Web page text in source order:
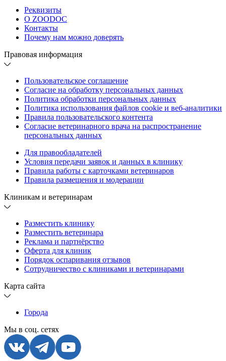
Реквизиты
О ZOODOC
Контакты
Почему нам можно доверять
Правовая информация
Пользовательское соглашение
Согласие на обработку персональных данных
Политика обработки персональных данных
Политика использования файлов cookie и веб-аналитики
Правила пользовательского контента
Согласие ветеринарного врача на распространение
персональных данных
Для правообладателей
Условия передачи заявок и данных в клинику
Правила работы с карточками ветеринаров
Правила размещения и модерации
Клиникам и ветеринарам
Разместить клинику
Разместить ветеринара
Реклама и партнёрство
Оферта для клиник
Порядок оспаривания отзывов
Сотрудничество с клиниками и ветеринарами
Карта сайта
Города
Мы в соц. сетях